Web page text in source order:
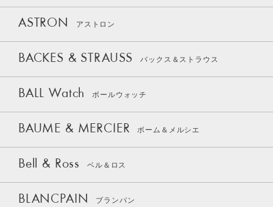
ASTRON アストロン
BACKES & STRAUSS バックス＆ストラウス
BALL Watch ボールウォッチ
BAUME & MERCIER ボーム＆メルシエ
Bell & Ross ベル＆ロス
BLANCPAIN ブランパン